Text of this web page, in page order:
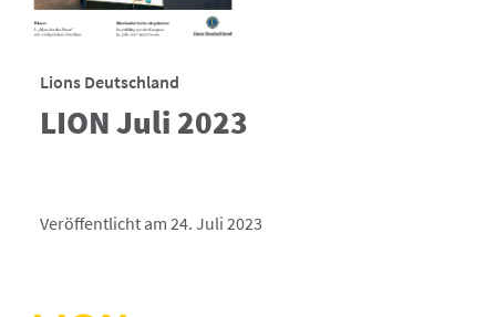
Lions Deutschland
LION Juli 2023
Veröffentlicht am 24. Juli 2023